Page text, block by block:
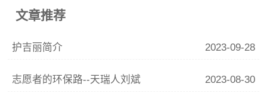
文章推荐
护吉丽简介 2023-09-28
志愿者的环保路--天瑞人刘斌 2023-08-30